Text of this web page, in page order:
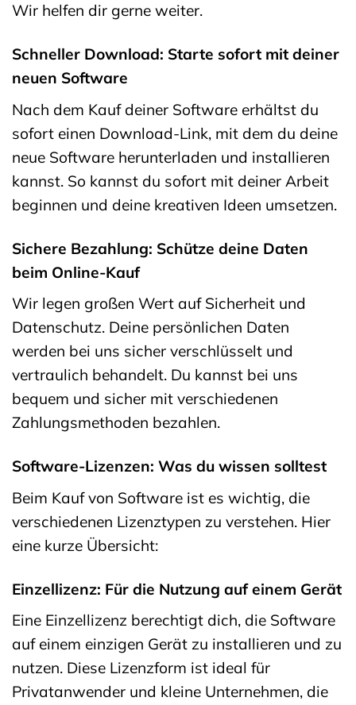
Wir helfen dir gerne weiter.
Schneller Download: Starte sofort mit deiner
neuen Software
Nach dem Kauf deiner Software erhältst du
sofort einen Download-Link, mit dem du deine
neue Software herunterladen und installieren
kannst. So kannst du sofort mit deiner Arbeit
beginnen und deine kreativen Ideen umsetzen.
Sichere Bezahlung: Schütze deine Daten
beim Online-Kauf
Wir legen großen Wert auf Sicherheit und
Datenschutz. Deine persönlichen Daten
werden bei uns sicher verschlüsselt und
vertraulich behandelt. Du kannst bei uns
bequem und sicher mit verschiedenen
Zahlungsmethoden bezahlen.
Software-Lizenzen: Was du wissen solltest
Beim Kauf von Software ist es wichtig, die
verschiedenen Lizenztypen zu verstehen. Hier
eine kurze Übersicht:
Einzellizenz: Für die Nutzung auf einem Gerät
Eine Einzellizenz berechtigt dich, die Software
auf einem einzigen Gerät zu installieren und zu
nutzen. Diese Lizenzform ist ideal für
Privatanwender und kleine Unternehmen, die